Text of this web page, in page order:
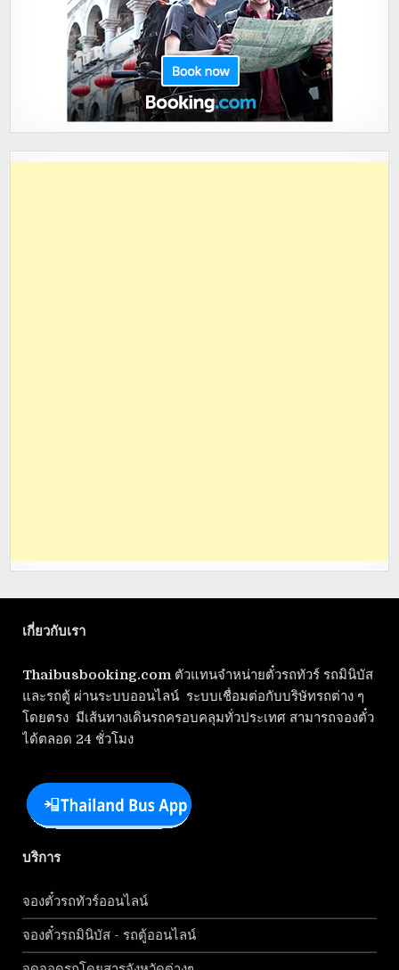
เกี่ยวกับเรา
Thaibusbooking.com ตัวแทนจำหน่ายตั๋วรถทัวร์ รถมินิบัส
และรถตู้ ผ่านระบบออนไลน์ ระบบเชื่อมต่อกับบริษัทรถต่าง ๆ
โดยตรง มีเส้นทางเดินรถครอบคลุมทั่วประเทศ สามารถจองตั๋ว
ได้ตลอด 24 ชั่วโมง
บริการ
จองตั๋วรถทัวร์ออนไลน์
จองตั๋วรถมินิบัส - รถตู้ออนไลน์